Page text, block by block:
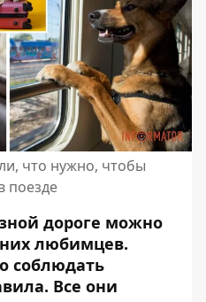
что нужно, чтобы
поезде
дороге можно
любимцев.
соблюдать
. Все они